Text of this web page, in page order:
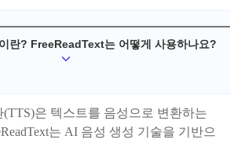
란? FreeReadText는 어떻게 사용하나요?
은 텍스트를 음성으로 변환하는
는 AI 음성 생성 기술을 기반으